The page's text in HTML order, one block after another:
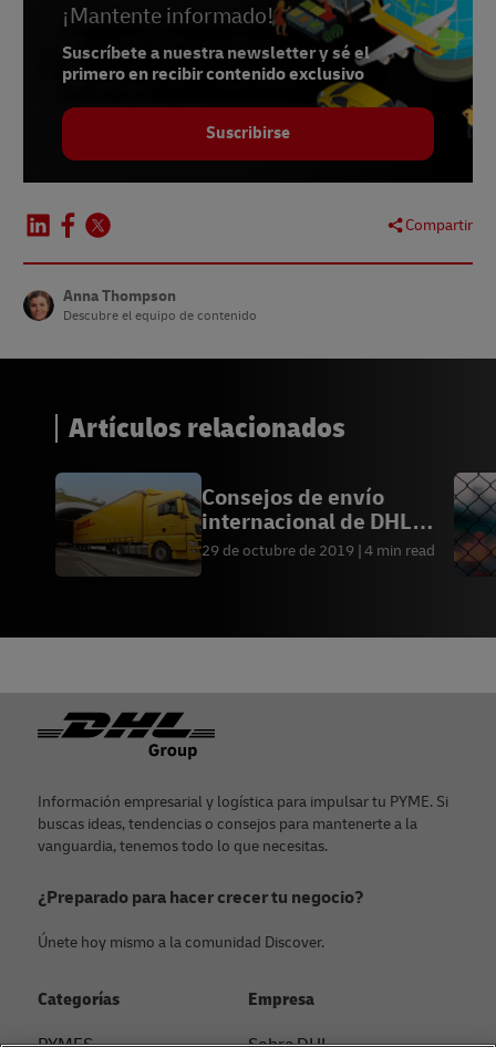
7 & 8 - Peerfly
9 -Awin
, February 2020
¡Mantente informado!
Suscríbete a nuestra newsletter y sé el
primero en recibir contenido exclusivo
Suscribirse
Compartir
Anna Thompson
Descubre el equipo de contenido
Artículos relacionados
Consejos de envío
internacional de DHL
Express
29 de octubre de 2019 4 min read
Pie de página
Información empresarial y logística para impulsar tu PYME. Si
buscas ideas, tendencias o consejos para mantenerte a la
vanguardia, tenemos todo lo que necesitas.
¿Preparado para hacer crecer tu negocio?
Únete hoy mismo a la comunidad Discover.
Categorías Empresa